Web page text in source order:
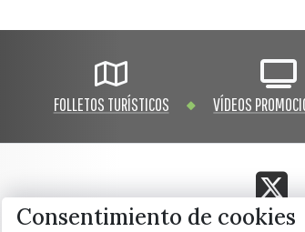
FOLLETOS TURÍSTICOS VÍDEOS
x / twitter
Consentimiento de cookies